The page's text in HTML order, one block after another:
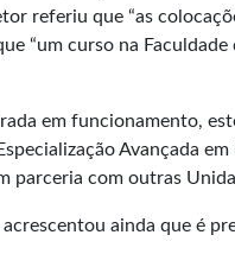
referiu que “as
“um curso na Faculdade
em funcionamento,
Avançada
com outras
ainda que é